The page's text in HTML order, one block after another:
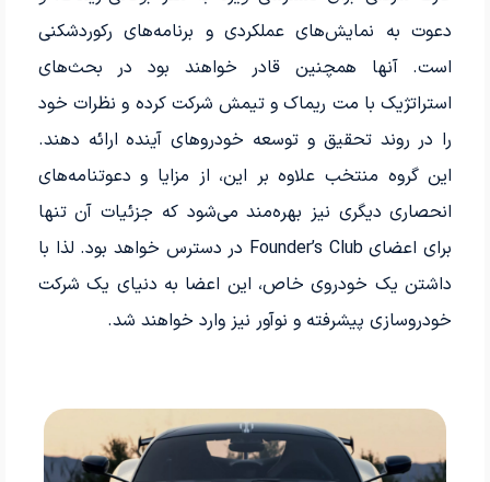
دعوت به نمایش‌های عملکردی و برنامه‌های رکوردشکنی
است. آنها همچنین قادر خواهند بود در بحث‌های
استراتژیک با مت ریماک و تیمش شرکت کرده و نظرات خود
را در روند تحقیق و توسعه خودروهای آینده ارائه دهند.
این گروه منتخب علاوه بر این، از مزایا و دعوتنامه‌های
انحصاری دیگری نیز بهره‌مند می‌شود که جزئیات آن تنها
برای اعضای Founder’s Club در دسترس خواهد بود. لذا با
داشتن یک خودروی خاص، این اعضا به دنیای یک شرکت
خودروسازی پیشرفته و نوآور نیز وارد خواهند شد.